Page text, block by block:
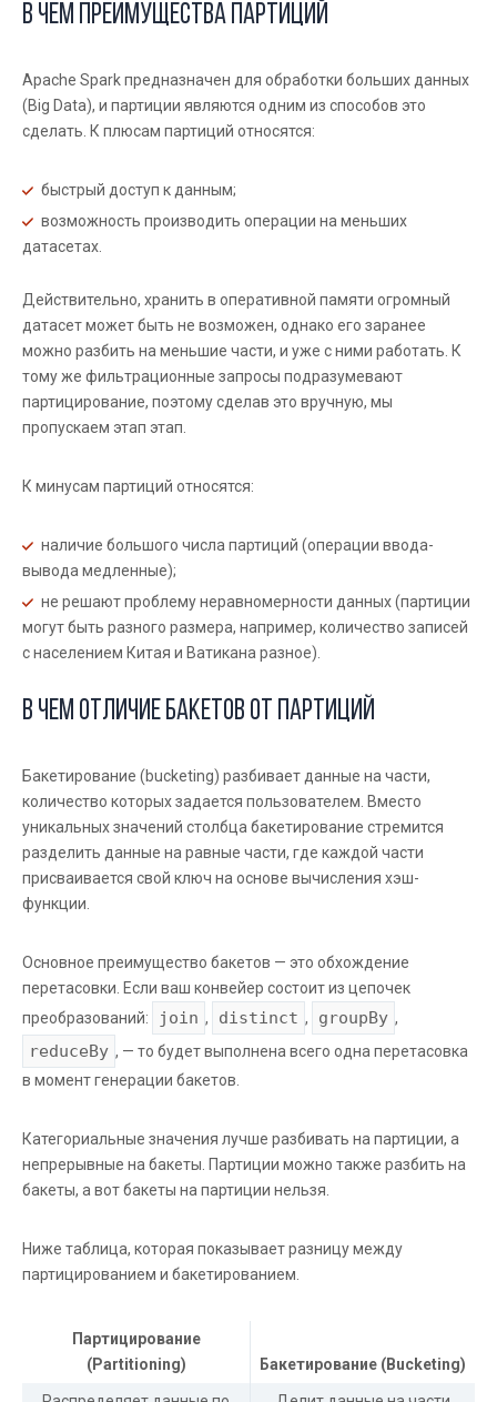
В чем преимущества партиций
Apache Spark предназначен для обработки больших данных
(Big Data), и партиции являются одним из способов это
сделать. К плюсам партиций относятся:
быстрый доступ к данным;
возможность производить операции на меньших
датасетах.
Действительно, хранить в оперативной памяти огромный
датасет может быть не возможен, однако его заранее
можно разбить на меньшие части, и уже с ними работать. К
тому же фильтрационные запросы подразумевают
партицирование, поэтому сделав это вручную, мы
пропускаем этап этап.
К минусам партиций относятся:
наличие большого числа партиций (операции ввода-
вывода медленные);
не решают проблему неравномерности данных (партиции
могут быть разного размера, например, количество записей
с населением Китая и Ватикана разное).
В чем отличие бакетов от партиций
Бакетирование (bucketing) разбивает данные на части,
количество которых задается пользователем. Вместо
уникальных значений столбца бакетирование стремится
разделить данные на равные части, где каждой части
присваивается свой ключ на основе вычисления хэш-
функции.
Основное преимущество бакетов — это обхождение
перетасовки. Если ваш конвейер состоит из цепочек
преобразований:
join , distinct , groupBy ,
reduceBy , — то будет выполнена всего одна перетасовка
в момент генерации бакетов.
Категориальные значения лучше разбивать на партиции, а
непрерывные на бакеты. Партиции можно также разбить на
бакеты, а вот бакеты на партиции нельзя.
Ниже таблица, которая показывает разницу между
партицированием и бакетированием.
Партицирование
(Partitioning)
Бакетирование (Bucketing)